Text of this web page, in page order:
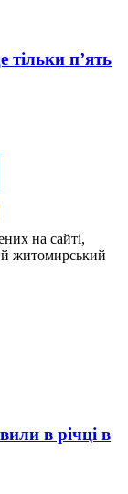
тільки п’ять
на сайті,
житомирський
в річці в